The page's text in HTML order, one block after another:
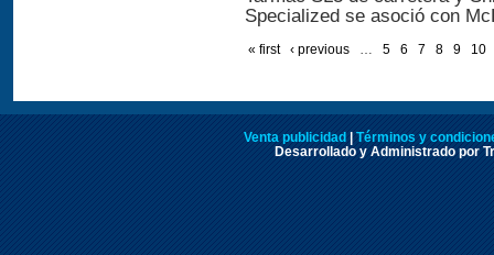
Specialized se asoció con
« first ‹ previous … 5 6 7 8 9 10
Venta publicidad
Términos y
Desarrollado y Administrado por